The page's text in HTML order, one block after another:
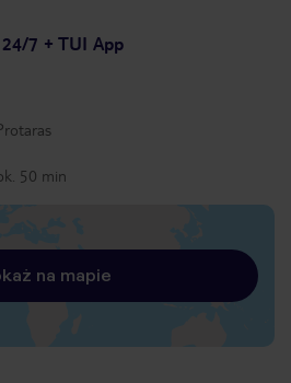
7 + TUI App
50 min
na mapie